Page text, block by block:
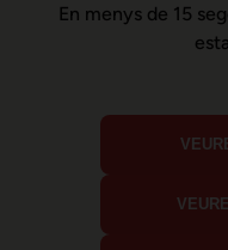
En menys de 15